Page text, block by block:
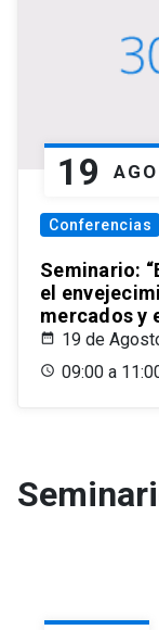
19 AGO
Conferencias
Seminario:
el
mercados y
19 de
09:00 a